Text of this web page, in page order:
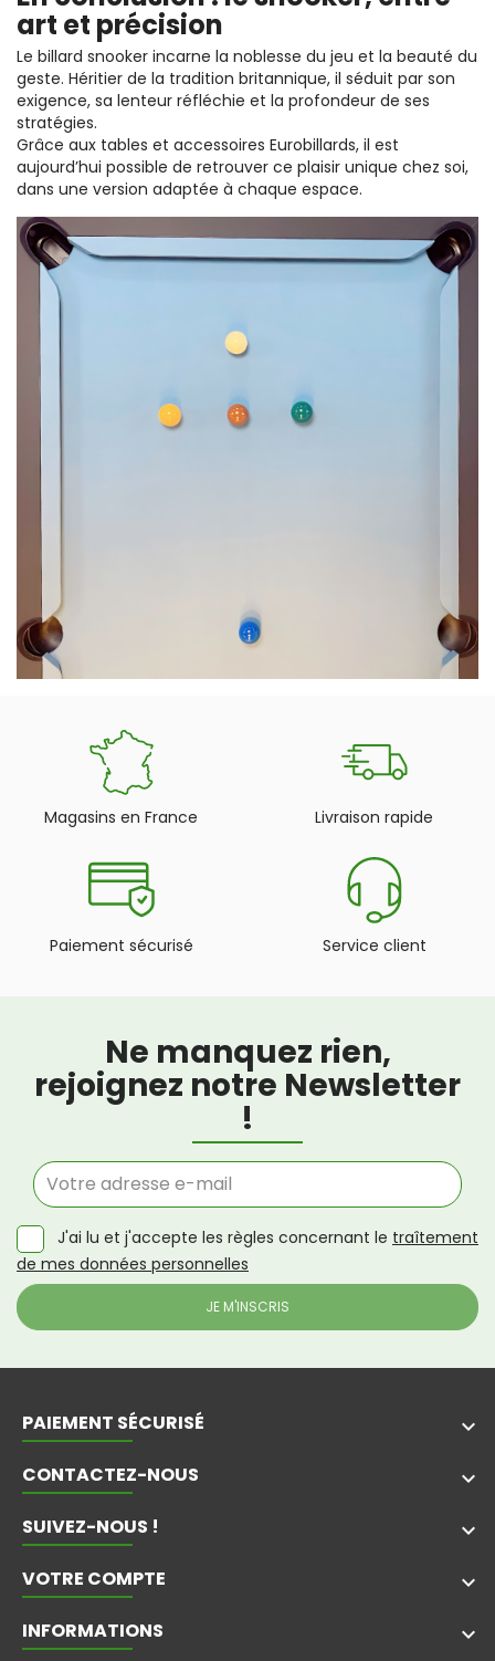
art et précision
Le billard snooker incarne la noblesse du jeu et la beauté du
geste. Héritier de la tradition britannique, il séduit par son
exigence, sa lenteur réfléchie et la profondeur de ses
stratégies.
Grâce aux tables et accessoires Eurobillards, il est
aujourd’hui possible de retrouver ce plaisir unique chez soi,
dans une version adaptée à chaque espace.
Magasins en France Livraison rapide
Paiement sécurisé Service client
Ne manquez rien,
rejoignez notre Newsletter
!
J'ai lu et j'accepte les règles concernant le traîtement
de mes données personnelles
PAIEMENT SÉCURISÉ keyboard_arrow_down
CONTACTEZ-NOUS keyboard_arrow_down
SUIVEZ-NOUS ! keyboard_arrow_down
VOTRE COMPTE 
INFORMATIONS keyboard_arrow_down